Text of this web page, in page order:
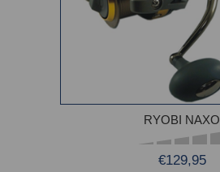
RYOBI NAXO
€129,95